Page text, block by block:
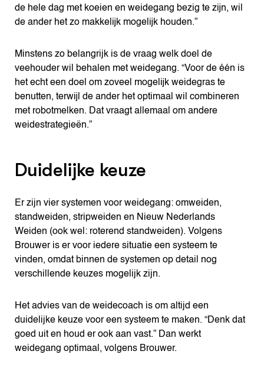
de hele dag met koeien en weidegang bezig te zĳn, wil
de ander het zo makkelĳk mogelĳk houden.”
Minstens zo belangrijk is de vraag welk doel de
veehouder wil behalen met weidegang. “Voor de één is
het echt een doel om zoveel mogelĳk weidegras te
benutten, terwĳl de ander het optimaal wil combineren
met robotmelken. Dat vraagt allemaal om andere
weidestrategieën.”
Duidelijke keuze
Er zijn vier systemen voor weidegang: omweiden,
standweiden, stripweiden en Nieuw Nederlands
Weiden (ook wel: roterend standweiden). Volgens
Brouwer is er voor iedere situatie een systeem te
vinden, omdat binnen de systemen op detail nog
verschillende keuzes mogelijk zijn.
Het advies van de weidecoach is om altijd een
duidelijke keuze voor een systeem te maken. “Denk dat
goed uit en houd er ook aan vast.” Dan werkt
weidegang optimaal, volgens Brouwer.